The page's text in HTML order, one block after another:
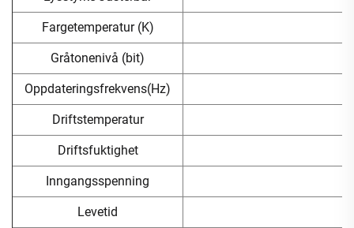
Fargetemperatur (K)
Gråtonenivå (bit)
Oppdateringsfrekvens(Hz)
Driftstemperatur
Driftsfuktighet
Inngangsspenning
Levetid